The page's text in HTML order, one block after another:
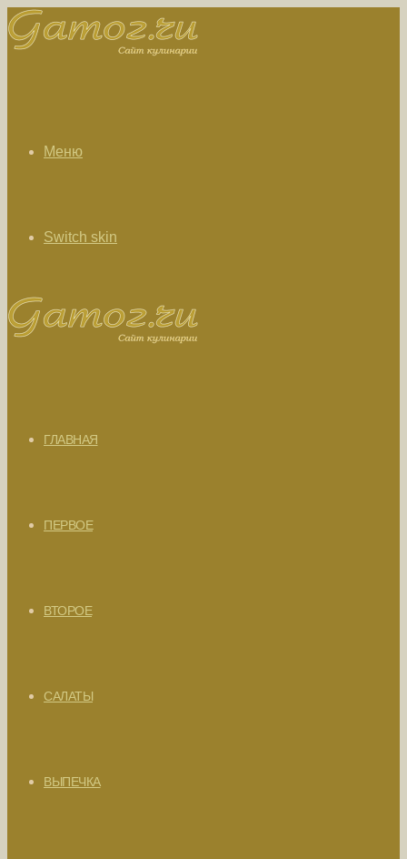
Меню
Switch skin
ГЛАВНАЯ
ПЕРВОЕ
ВТОРОЕ
САЛАТЫ
ВЫПЕЧКА